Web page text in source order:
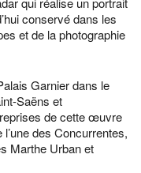
conservé dans les
et de la photographie
Garnier dans le
Saëns et
de cette œuvre
des Concurrentes,
Marthe Urban et